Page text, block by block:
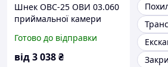
Шнек ОВС-25 ОВИ 03.060
приймальної камери
Готово до відправки
від3 038₴